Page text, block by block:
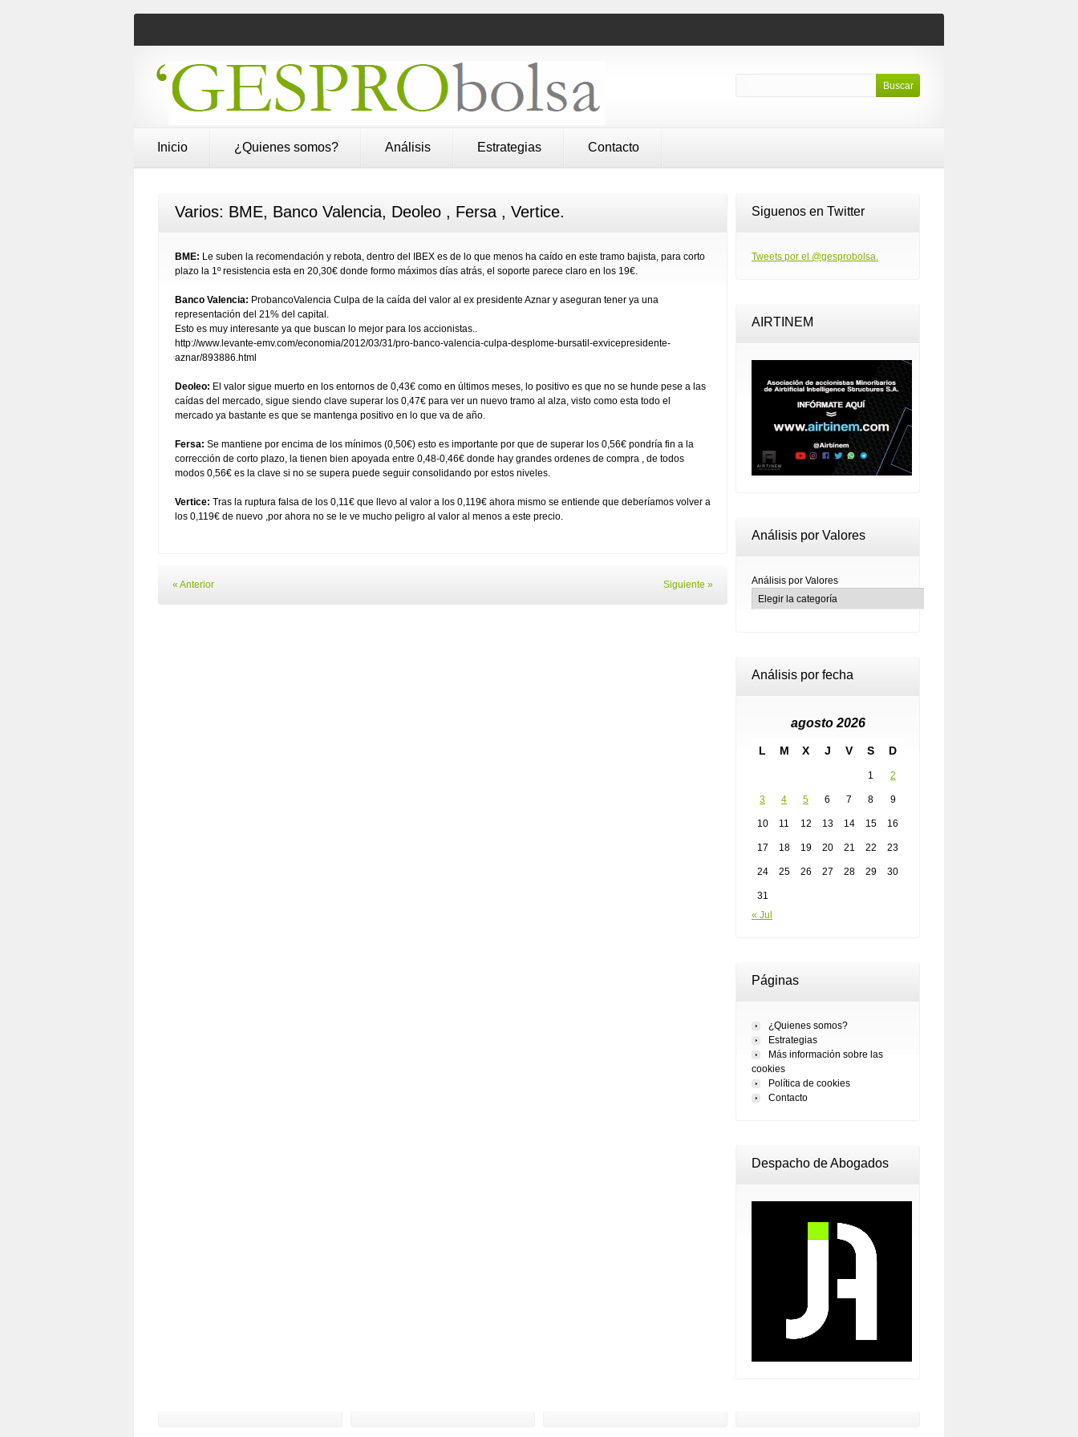
Inicio ¿Quienes somos? Análisis Estrategias Contacto
Varios: BME, Banco Valencia, Deoleo , Fersa , Vertice.
BME: Le suben la recomendación y rebota, dentro del IBEX es de lo que menos ha caído en este tramo bajista, para corto
plazo la 1º resistencia esta en 20,30€ donde formo máximos días atrás, el soporte parece claro en los 19€.
Banco Valencia: ProbancoValencia Culpa de la caída del valor al ex presidente Aznar y aseguran tener ya una
representación del 21% del capital.
Esto es muy interesante ya que buscan lo mejor para los accionistas..
http://www.levante-emv.com/economia/2012/03/31/pro-banco-valencia-culpa-desplome-bursatil-exvicepresidente-
aznar/893886.html
Deoleo: El valor sigue muerto en los entornos de 0,43€ como en últimos meses, lo positivo es que no se hunde pese a las
caídas del mercado, sigue siendo clave superar los 0,47€ para ver un nuevo tramo al alza, visto como esta todo el
mercado ya bastante es que se mantenga positivo en lo que va de año.
Fersa: Se mantiene por encima de los mínimos (0,50€) esto es importante por que de superar los 0,56€ pondría fin a la
corrección de corto plazo, la tienen bien apoyada entre 0,48-0,46€ donde hay grandes ordenes de compra , de todos
modos 0,56€ es la clave si no se supera puede seguir consolidando por estos niveles.
Vertice: Tras la ruptura falsa de los 0,11€ que llevo al valor a los 0,119€ ahora mismo se entiende que deberíamos volver a
los 0,119€ de nuevo ,por ahora no se le ve mucho peligro al valor al menos a este precio.
« Anterior Siguiente »
Siguenos en Twitter
Tweets por el @gesprobolsa.
AIRTINEM
Análisis por Valores
Análisis por Valores
Análisis por fecha
agosto 2026
L M X J V S D
1 2
3 4 5 6 7 8 9
10 11 12 13 14 15 16
17 18 19 20 21 22 23
24 25 26 27 28 29 30
31
« Jul
Páginas
¿Quienes somos?
Estrategias
Más información sobre las
cookies
Política de cookies
Contacto
Despacho de Abogados